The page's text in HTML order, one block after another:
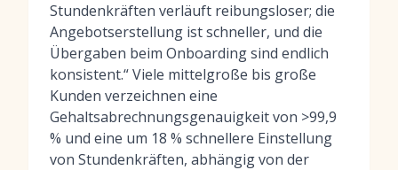
Stundenkräften verläuft reibungsloser; die
Angebotserstellung ist schneller, und die
Übergaben beim Onboarding sind endlich
konsistent.“ Viele mittelgroße bis große
Kunden verzeichnen eine
Gehaltsabrechnungsgenauigkeit von >99,9
% und eine um 18 % schnellere Einstellung
von Stundenkräften, abhängig von der